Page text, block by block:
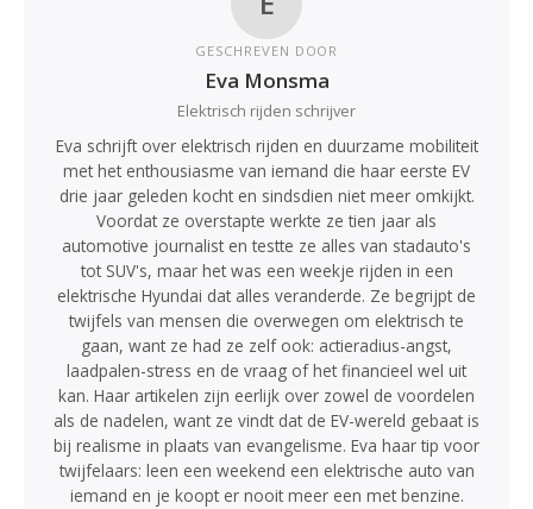
GESCHREVEN DOOR
Eva Monsma
Elektrisch rijden schrijver
Eva schrijft over elektrisch rijden en duurzame mobiliteit
met het enthousiasme van iemand die haar eerste EV
drie jaar geleden kocht en sindsdien niet meer omkijkt.
Voordat ze overstapte werkte ze tien jaar als
automotive journalist en testte ze alles van stadauto's
tot SUV's, maar het was een weekje rijden in een
elektrische Hyundai dat alles veranderde. Ze begrijpt de
twijfels van mensen die overwegen om elektrisch te
gaan, want ze had ze zelf ook: actieradius-angst,
laadpalen-stress en de vraag of het financieel wel uit
kan. Haar artikelen zijn eerlijk over zowel de voordelen
als de nadelen, want ze vindt dat de EV-wereld gebaat is
bij realisme in plaats van evangelisme. Eva haar tip voor
twijfelaars: leen een weekend een elektrische auto van
iemand en je koopt er nooit meer een met benzine.